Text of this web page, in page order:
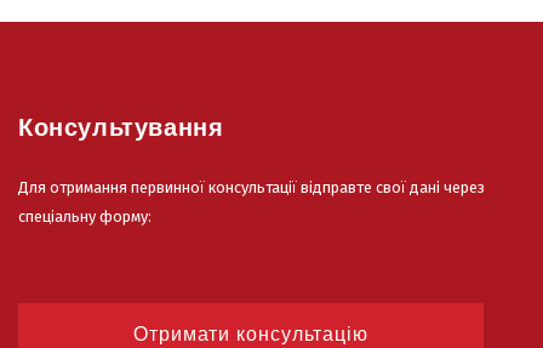
Консультування
Для отримання первинної консультації відправте свої дані через
спеціальну форму:
Отримати консультацію